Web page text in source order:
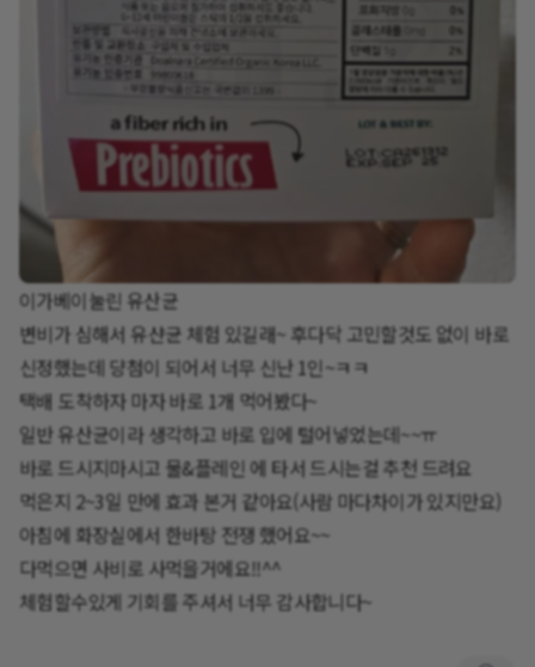
이가베이눌린 유산균
변비가 심해서 유샨균 체험 있길래~ 후다닥 고민할것도 없이 바로
신정했는데 댱첨이 되어서 너무 신난 1인~ㅋㅋ
택배 도착하자 마자 바로 1개 먹어봤다~
일반 유산균이라 생각하고 바로 입에 털어넣었는데~~ㅠ
바로 드시지마시고 물&플레인 에 타서 드시는걸 추천 드려요
먹은지 2~3일 만에 효과 본거 같아요(사람 마다차이가 있지만요)
아침에 화장실에서 한바탕 전쟁 했어요~~
다먹으면 사비로 사먹을거에요!!^^
체험할수있게 기회를 주셔서 너무 감사합니다~